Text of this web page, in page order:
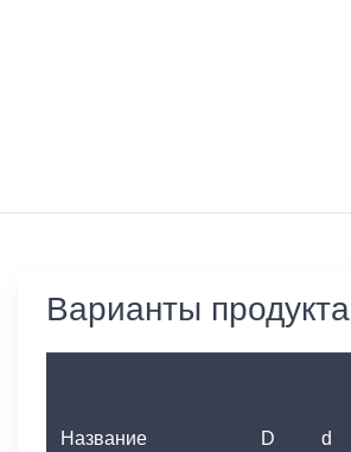
Варианты продукта
Название D d